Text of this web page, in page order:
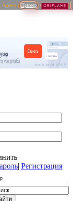
Адресу ( Пример
| Регистрация